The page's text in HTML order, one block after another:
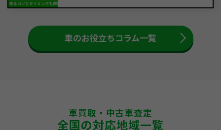
車のお役立ちコラム一覧
車買取・中古車査定
全国の対応地域一覧